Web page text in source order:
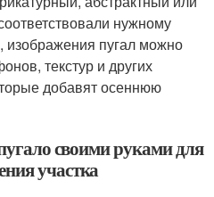
нужному
изображения пугал можно
текстур и других
добавят осеннюю
своими руками для
участка